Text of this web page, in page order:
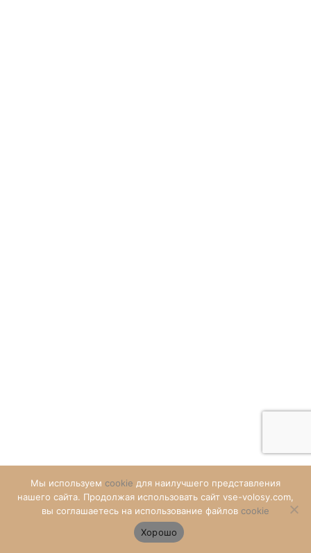
₽
Мы используем cookie для наилучшего представления
нашего сайта. Продолжая использовать сайт vse-volosy.com,
вы соглашаетесь на использование файлов cookie
Хорошо